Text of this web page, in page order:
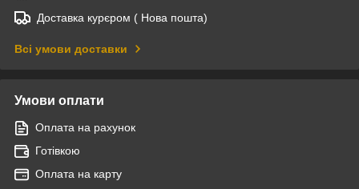
Доставка курєром ( Нова пошта)
Всі умови доставки
Умови оплати
Оплата на рахунок
Готівкою
Оплата на карту